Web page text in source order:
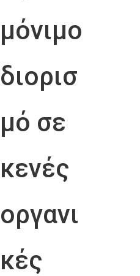
μόνιμο
διορισ
μό σε
κενές
οργανι
κές